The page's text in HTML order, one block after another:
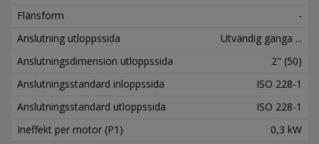
Flänsform
-
Anslutning utloppssida
Utvändig gänga ...
Anslutningsdimension utloppssida
2" (50)
Anslutningsstandard inloppssida
ISO 228-1
Anslutningsstandard utloppssida
ISO 228-1
Ineffekt per motor (P1)
0,3 kW